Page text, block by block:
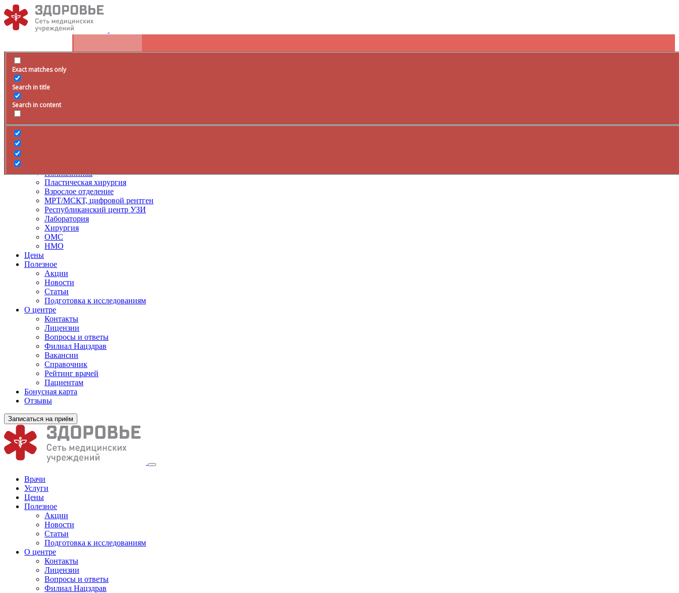
Exact matches only
Search in title
Search in content
Расписание
+79285399105 Время работы
Поликлиника
Пластическая хирургия
Взрослое отделение
МРТ/МСКТ, цифровой рентген
Республиканский центр УЗИ
Лаборатория
Хирургия
ОМС
НМО
Цены
Полезное
Акции
Новости
Статьи
Подготовка к исследованиям
О центре
Контакты
Лицензии
Вопросы и ответы
Филиал Нацздрав
Вакансии
Справочник
Рейтинг врачей
Пациентам
Бонусная карта
Отзывы
Записаться на приём
Врачи
Услуги
Цены
Полезное
Акции
Новости
Статьи
Подготовка к исследованиям
О центре
Контакты
Лицензии
Вопросы и ответы
Филиал Нацздрав